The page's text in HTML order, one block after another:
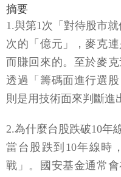
摘要
1.與第1次「對待股市
次的「億元」，麥克
而賺回來的。至於麥
透過「籌碼面進行選
則是用技術面來判斷進
2.為什麼台股跌破10年
當台股跌到10年線時
戰」。國安基金通常